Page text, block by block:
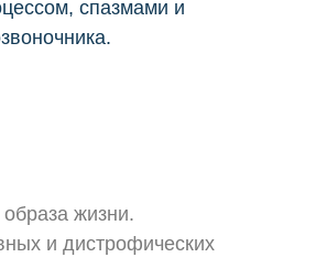
спазмами и
жизни.
и дистрофических